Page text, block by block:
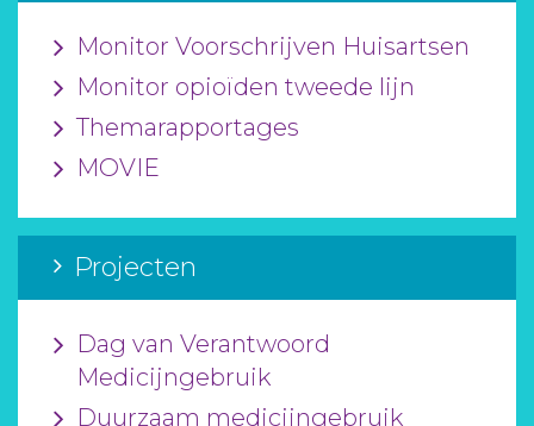
Monitor Voorschrijven Huisartsen
Monitor opioïden tweede lijn
Themarapportages
MOVIE
Projecten
Dag van Verantwoord
Medicijngebruik
Duurzaam medicijngebruik